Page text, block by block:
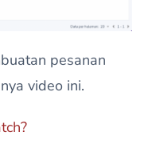
pesanan
video ini.